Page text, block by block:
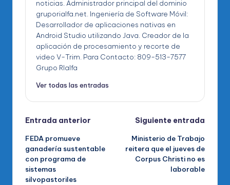
noticias. Administrador principal del dominio
gruporialfa.net. Ingeniería de Software Móvil:
Desarrollador de aplicaciones nativas en
Android Studio utilizando Java. Creador de la
aplicación de procesamiento y recorte de
video V-Trim. Para Contacto: 809-513-7577
Grupo RIalfa
Ver todas las entradas
Navegación
de
entradas
Entrada anterior
FEDA promueve
ganadería sustentable
con programa de
sistemas
silvopastoriles
Siguiente entrada
Ministerio de Trabajo
reitera que el jueves de
Corpus Christi no es
laborable